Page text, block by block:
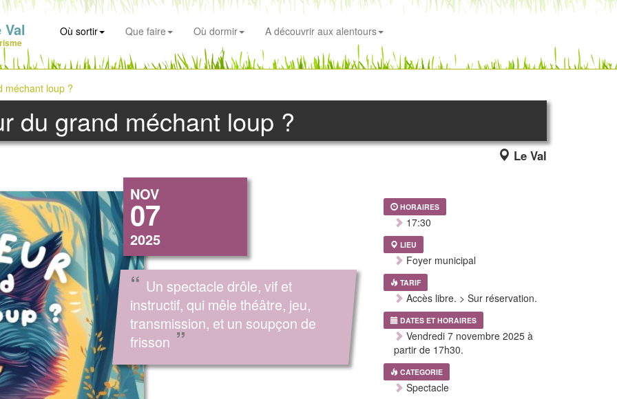
Val Où sortir Que faire Où dormir A découvrir aux alentours
méchant loup ?
du grand méchant loup ?
Le Val
NOV
07
2025
“ Un spectacle drôle, vif et
instructif, qui mêle théâtre, jeu,
transmission, et un soupçon de
frisson ”
HORAIRES
17:30
LIEU
Foyer municipal
TARIF
Accès libre. > Sur réservation.
DATES ET HORAIRES
Vendredi 7 novembre 2025 à
partir de 17h30.
CATEGORIE
Spectacle